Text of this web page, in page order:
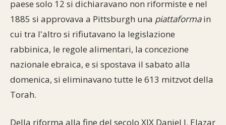
paese solo 12 si dichiaravano non riformiste e nel
1885 si approvava a Pittsburgh una piattaformain
cui tra l'altro si rifiutavano la legislazione
rabbinica, le regole alimentari, la concezione
nazionale ebraica, e si spostava il sabato alla
domenica, si eliminavano tutte le 613 mitzvot della
Torah.
Della riforma alla fine del secolo XIX Daniel J. Elazar